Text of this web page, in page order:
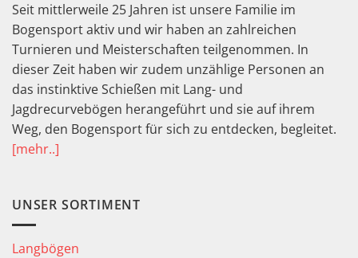
Seit mittlerweile 25 Jahren ist unsere Familie im
Bogensport aktiv und wir haben an zahlreichen
Turnieren und Meisterschaften teilgenommen. In
dieser Zeit haben wir zudem unzählige Personen an
das instinktive Schießen mit Lang- und
Jagdrecurvebögen herangeführt und sie auf ihrem
Weg, den Bogensport für sich zu entdecken, begleitet.
[mehr..]
UNSER SORTIMENT
Langbögen